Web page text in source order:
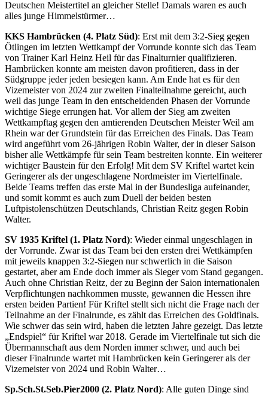
Deutschen Meistertitel an gleicher Stelle! Damals waren es auch
alles junge Himmelstürmer…
KKS Hambrücken (4. Platz Süd): Erst mit dem 3:2-Sieg gegen
Ötlingen im letzten Wettkampf der Vorrunde konnte sich das Team
von Trainer Karl Heinz Heil für das Finalturnier qualifizieren.
Hambrücken konnte am meisten davon profitieren, dass in der
Südgruppe jeder jeden besiegen kann. Am Ende hat es für den
Vizemeister von 2024 zur zweiten Finalteilnahme gereicht, auch
weil das junge Team in den entscheidenden Phasen der Vorrunde
wichtige Siege errungen hat. Vor allem der Sieg am zweiten
Wettkampftag gegen den amtierenden Deutschen Meister Weil am
Rhein war der Grundstein für das Erreichen des Finals. Das Team
wird angeführt vom 26-jährigen Robin Walter, der in dieser Saison
bisher alle Wettkämpfe für sein Team bestreiten konnte. Ein weiterer
wichtiger Baustein für den Erfolg! Mit dem SV Kriftel wartet kein
Geringerer als der ungeschlagene Nordmeister im Viertelfinale.
Beide Teams treffen das erste Mal in der Bundesliga aufeinander,
und somit kommt es auch zum Duell der beiden besten
Luftpistolenschützen Deutschlands, Christian Reitz gegen Robin
Walter.
SV 1935 Kriftel (1. Platz Nord): Wieder einmal ungeschlagen in
der Vorrunde. Zwar ist das Team bei den ersten drei Wettkämpfen
mit jeweils knappen 3:2-Siegen nur schwerlich in die Saison
gestartet, aber am Ende doch immer als Sieger vom Stand gegangen.
Auch ohne Christian Reitz, der zu Beginn der Saion internationalen
Verpflichtungen nachkommen musste, gewannen die Hessen ihre
ersten beiden Partien! Für Kriftel stellt sich nicht die Frage nach der
Teilnahme an der Finalrunde, es zählt das Erreichen des Goldfinals.
Wie schwer das sein wird, haben die letzten Jahre gezeigt. Das letzte
„Endspiel“ für Kriftel war 2018. Gerade im Viertelfinale tut sich die
Übermannschaft aus dem Norden immer schwer, und auch bei
dieser Finalrunde wartet mit Hambrücken kein Geringerer als der
Vizemeister von 2024 und Robin Walter…
Sp.Sch.St.Seb.Pier2000 (2. Platz Nord): Alle guten Dinge sind